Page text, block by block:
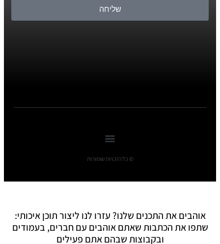
שליחה
© כל הזכויות שומורות
אוהבים את התכנים שלנו? עזרו לנו ליצור תוכן איכותי:
שתפו את הכתבות שאתם אוהבים עם חברים, בעמודים
ובקבוצות שבהם אתם פעילים